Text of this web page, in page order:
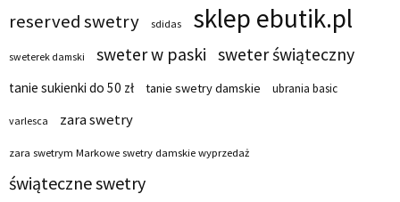
reserved swetry sdidas sklep ebutik.pl
sweterek damski sweter w paski sweter świąteczny
tanie sukienki do 50 zł tanie swetry damskie ubrania basic
varlesca zara swetry
zara swetrym Markowe swetry damskie wyprzedaż
świąteczne swetry